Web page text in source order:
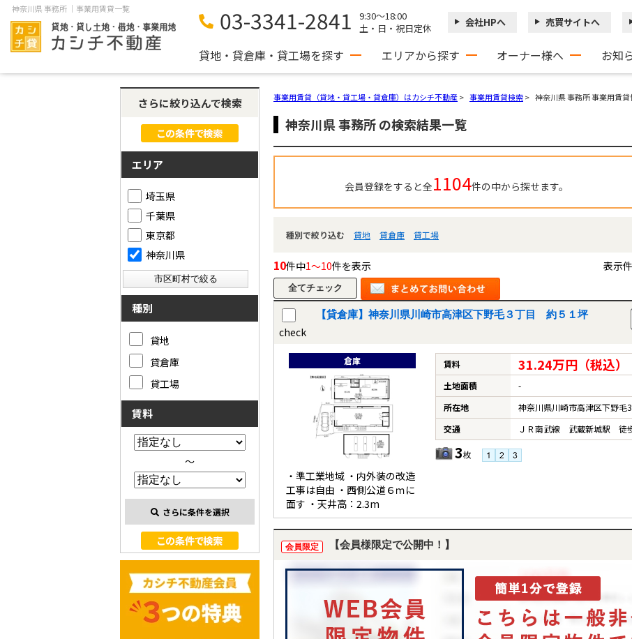
神奈川県 事務所 ｜事業用賃貸一覧 03-3341-2841
9:30～18:00
土・日・祝日定休
会社HPへ 売買サイトへ
貸地・貸倉庫・貸工場を探す エリアから探す オーナー様へ お知
事業用賃貸（貸地・貸工場・貸倉庫）はカシチ不動産> 事業用賃貸検索> 神奈川県 事務所 事業用賃
神奈川県 事務所 の検索結果一覧
会員登録をすると全1104件の中から探せます。
種別で絞り込む 貸地 貸倉庫 貸工場
10件中1～10件を表示 表示
check
【貸倉庫】神奈川県川崎市高津区下野毛３丁目 約５１坪
倉庫
・準工業地域 ・内外装の改造
工事は自由 ・西側公道６ｍに
面す ・天井高：2.3m
賃料 31.24万円（税込）
土地面積
-
所在地
神奈川県川崎市高津区下野毛
交通
ＪＲ南武線 武蔵新城駅 徒
3枚
会員限定 【会員様限定で公開中！】
さらに絞り込んで検索
エリア
埼玉県
千葉県
東京都
神奈川県
種別
貸地
貸倉庫
貸工場
賃料
～
さらに条件を選択